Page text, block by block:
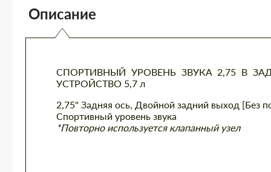
Описание
СПОРТИВНЫЙ УРОВЕНЬ ЗВУКА 2,75 В
УСТРОЙСТВО 5,7 л
2,75" Задняя ось, Двойной задний выход [Без
Спортивный уровень звука
*Повторно используется клапанный узел